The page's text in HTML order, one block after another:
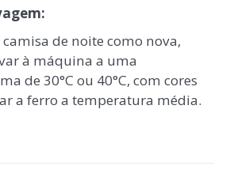
de noite como nova,
à máquina a uma
de 30°C ou 40°C, com cores
a ferro a temperatura média.